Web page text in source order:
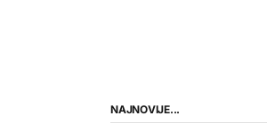
NAJNOVIJE...